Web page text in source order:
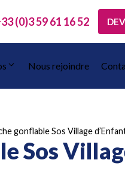
(0)3 59 61 16 52
Nous rejoindre
gonflable Sos Village
Sos